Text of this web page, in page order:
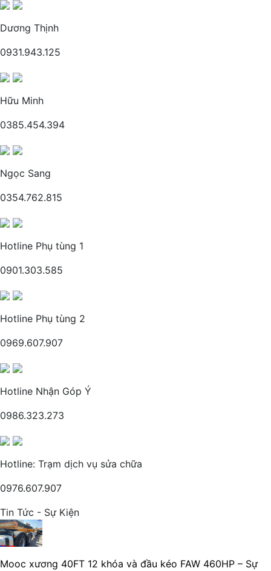
Dương Thịnh
0931.943.125
Hữu Minh
0385.454.394
Ngọc Sang
0354.762.815
Hotline Phụ tùng 1
0901.303.585
Hotline Phụ tùng 2
0969.607.907
Hotline Nhận Góp Ý
0986.323.273
Hotline: Trạm dịch vụ sửa chữa
0976.607.907
Tin Tức - Sự Kiện
Mooc xương 40FT 12 khóa và đầu kéo FAW 460HP – Sự